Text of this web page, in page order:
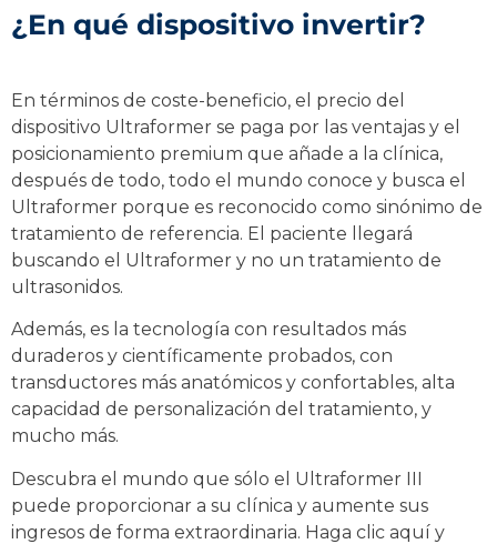
¿En qué dispositivo invertir?
En términos de coste-beneficio, el precio del
dispositivo Ultraformer se paga por las ventajas y el
posicionamiento premium que añade a la clínica,
después de todo, todo el mundo conoce y busca el
Ultraformer porque es reconocido como sinónimo de
tratamiento de referencia. El paciente llegará
buscando el Ultraformer y no un tratamiento de
ultrasonidos.
Además, es la tecnología con resultados más
duraderos y científicamente probados, con
transductores más anatómicos y confortables, alta
capacidad de personalización del tratamiento, y
mucho más.
Descubra el mundo que sólo el Ultraformer III
puede proporcionar a su clínica y aumente sus
ingresos de forma extraordinaria. Haga clic aquí y